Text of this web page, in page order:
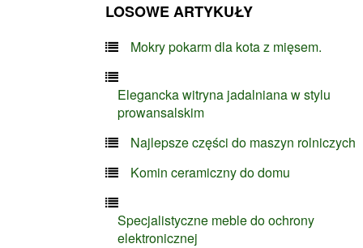
LOSOWE ARTYKUŁY
Mokry pokarm dla kota z mięsem.
Elegancka witryna jadalniana w stylu
prowansalskim
Najlepsze części do maszyn rolniczych
Komin ceramiczny do domu
Specjalistyczne meble do ochrony
elektronicznej